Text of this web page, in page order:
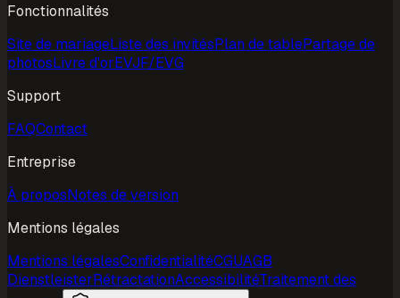
Fonctionnalités
Site de mariageListe des invitésPlan de tablePartage de
photosLivre d'orEVJF/EVG
Support
FAQContact
Entreprise
À proposNotes de version
Mentions légales
Mentions légalesConfidentialitéCGUAGB
DienstleisterRétractationAccessibilitéTraitement des